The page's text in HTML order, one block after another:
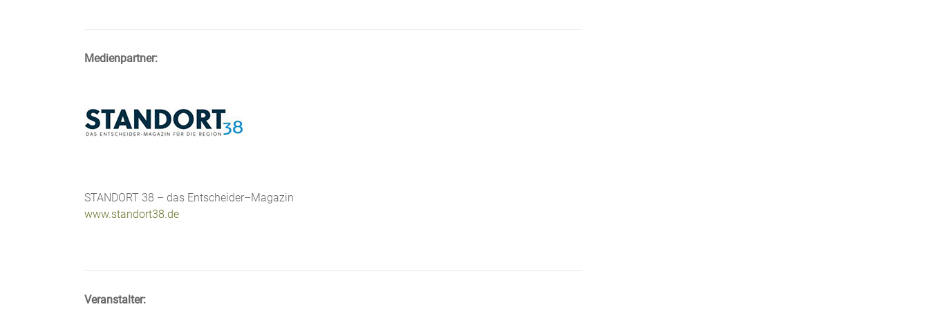
Medienpartner:
STANDORT 38 – das Entscheider–Magazin
www.standort38.de
Veranstalter: